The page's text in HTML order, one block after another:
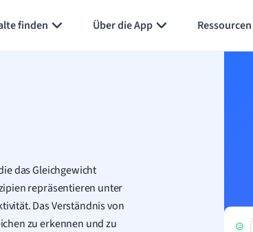
finden Über die App Ressourcen
das Gleichgewicht
repräsentieren unter
Das Verständnis von
zu erkennen und zu